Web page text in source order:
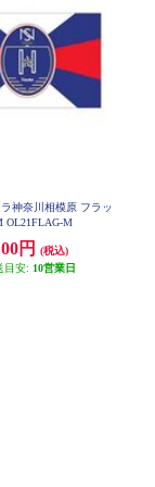
ラ神奈川相模原 フラッ
OL21FLAG-M
円
(税込)
目安: 10営業日